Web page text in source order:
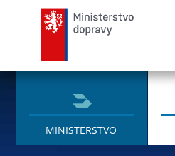
MINISTERSTVO